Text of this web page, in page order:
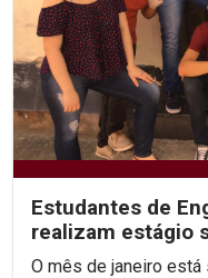
Estudantes de
realizam estágio
em situação de...
O mês de janeiro